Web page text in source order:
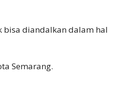
bisa diandalkan dalam hal
Semarang.